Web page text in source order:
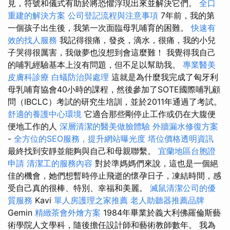
見，符號和儀式有助於將恐懼浮現出來並解決它們。 全口
重建的解決方案 公司登記流程與注意事項 7年前，我的第
一個孩子出生後，我第一次面臨母乳哺育的困難。快速有
效的找人服務 我記得很痛，發炎，滴水，很痛，我的小兒
子哭得很厲害，我做夢也沒想到會這麼難！ 我覺得我自己
的哺乳經驗基本上沒有問題，但不足以幫助我。 專業醫美
皮膚科診療 白蟻防治與處理 這就是為什麼我完成了匈牙利
母乳哺育協會40小時的課程，然後參加了SOTE國際哺乳顧
問（IBCLC）考試的研究生培訓，並於2011年通過了考試。
舒適的養護中心環境 它適合那些剛停止工作或仍在大腹便
便地工作的人 深層清潔的醫美做臉體驗 外牆漏水修復方案
- 全方位的SEO服務，提升網站曝光度 塔位價格透明資訊
最終找到安靜並能夠與自己和母親聯繫。 宜蘭地區台胞證
申請 清潔工的服務內容 對於準媽媽們來說，這也是一個絕
佳的機會，她們想暫時停止飛逝的懷孕日子，凍結時間，感
受自己真的很棒、特別、幸福和美麗。 滅鼠清潔公司的優
質服務 Kavi 單人房護理之家推薦 老人助聽器推薦品牌
Gemin 精緻茶會外燴方案 1984年畢業於義大利佛羅倫斯藝
術學院人文學科，隨後擔任設計師和藝術教師數年。 我為